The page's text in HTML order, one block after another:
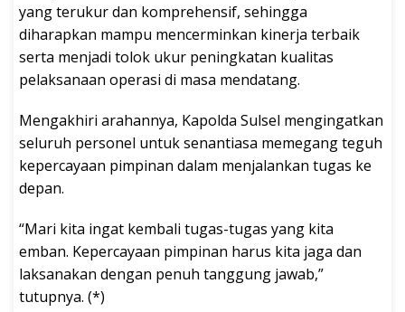
yang terukur dan komprehensif, sehingga
diharapkan mampu mencerminkan kinerja terbaik
serta menjadi tolok ukur peningkatan kualitas
pelaksanaan operasi di masa mendatang.
Mengakhiri arahannya, Kapolda Sulsel mengingatkan
seluruh personel untuk senantiasa memegang teguh
kepercayaan pimpinan dalam menjalankan tugas ke
depan.
“Mari kita ingat kembali tugas-tugas yang kita
emban. Kepercayaan pimpinan harus kita jaga dan
laksanakan dengan penuh tanggung jawab,”
tutupnya. (*)